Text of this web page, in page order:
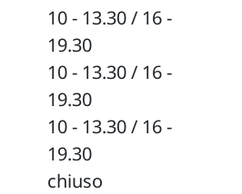
10 - 13.30 / 16 -
19.30
10 - 13.30 / 16 -
19.30
10 - 13.30 / 16 -
19.30
chiuso